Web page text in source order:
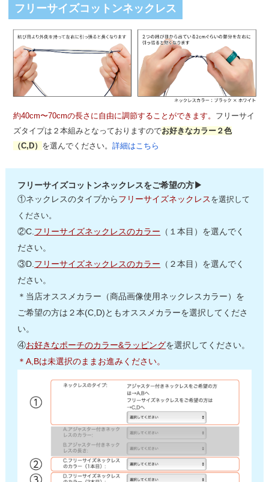
フリーサイズコットンネックレス
約40cm〜70cmの長さに自由に調節することができます。 フリーサイ
ズタイプは２本組みとなっておりますのでお好きなカラー２色
（C,D） を選んでください。 詳細はこちら
フリーサイズコットンネックレスをご希望の方▶
①ネックレスのタイプから フリーサイズネックレス を選択して
ください。
②C. フリーサイズネックレスのカラー （１本目）を選んでく
ださい。
③D. フリーサイズネックレスのカラー （２本目）を選んでく
ださい。
＊当店オススメカラー（商品画像使用ネックレスカラー）を
ご希望の方は２本(C,D)ともオススメカラーを選択してくださ
い。
④お好きなポーチのカラー&ラッピングを選択してください。
＊A,Bは未選択のままお進みください。